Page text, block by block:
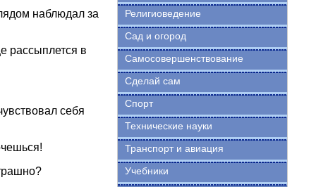
наблюдал за
рассыплется в
себя
Религиоведение
Сад и огород
Самосовершенствование
Сделай сам
Спорт
Технические науки
Транспорт и авиация
Учебники